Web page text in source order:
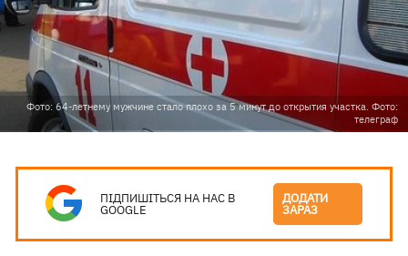
Фото: 64-летнему мужчине стало плохо за 5 минут до открытия участка. Фото:
телеграф
ПІДПИШІТЬСЯ НА НАС В
GOOGLE
ДОДАТИ
ЗАРАЗ